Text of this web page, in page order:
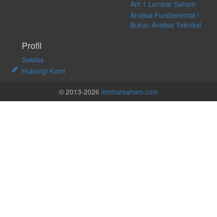
Arti 1 Lembar Saham
Analisa Fundamental !
Bukan Analisa Teknikal
Profil
Sekilas
Hubungi Kami
© 2013-2026 lembarsaham.com